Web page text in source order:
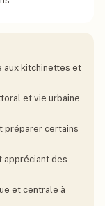
aux kitchinettes et
et vie urbaine
préparer certains
appréciant des
et centrale à